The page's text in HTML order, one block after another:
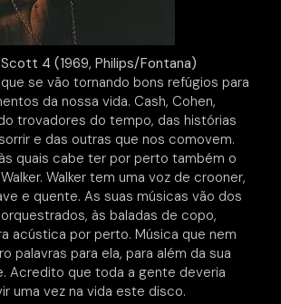
4 (1969, Philips/Fontana)
se vão tornando bons refúgios para
da nossa vida. Cash, Cohen,
trovadores do tempo, das histórias
e das outras que nos comovem.
quais cabe ter por perto também o
Walker tem uma voz de crooner,
e quente. As suas músicas vão dos
às baladas de copo,
acústica por perto. Música que nem
palavras para ela, para além da sua
Acredito que toda a gente deveria
uma vez na vida este disco.